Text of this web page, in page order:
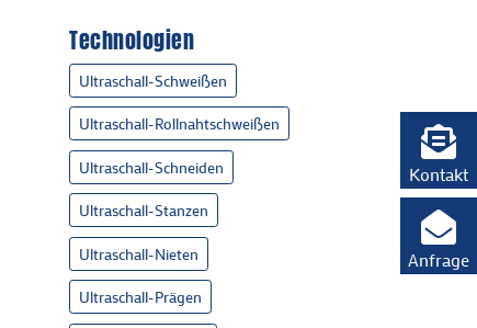
Kontakt
Anfrage
Technologien
Ultraschall-Schweißen
Ultraschall-Rollnahtschweißen
Ultraschall-Schneiden
Ultraschall-Stanzen
Ultraschall-Nieten
Ultraschall-Prägen